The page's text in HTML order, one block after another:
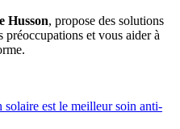
Husson, propose des solutions
préoccupations et vous aider à
est le meilleur soin anti-